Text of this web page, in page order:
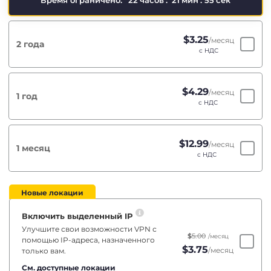
2 года $3.25/месяц
с НДС
1 год $4.29/месяц
с НДС
1 месяц $12.99/месяц
с НДС
Новые локации
Включить выделенный IP
Улучшите свои возможности VPN с
помощью IP-адреса, назначенного
только вам.
См. доступные локации
$5.00 /месяц
$3.75/месяц